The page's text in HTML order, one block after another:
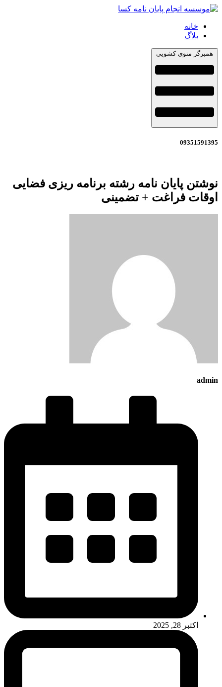
خانه
بلاگ
همبرگر منوی کشویی
09351591395
نوشتن پایان نامه رشته برنامه ریزی فضایی
اوقات فراغت + تضمینی
admin
اکتبر 28, 2025